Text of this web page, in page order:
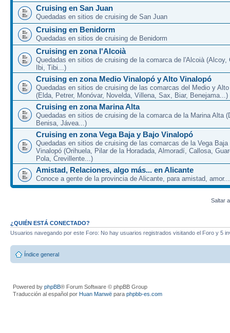
Cruising en San Juan
Quedadas en sitios de cruising de San Juan
Cruising en Benidorm
Quedadas en sitios de cruising de Benidorm
Cruising en zona l'Alcoià
Quedadas en sitios de cruising de la comarca de l'Alcoià (Alcoy,
Ibi, Tibi...)
Cruising en zona Medio Vinalopó y Alto Vinalopó
Quedadas en sitios de cruising de las comarcas del Medio y
(Elda, Petrer, Monóvar, Novelda, Villena, Sax, Biar, Benejama...)
Cruising en zona Marina Alta
Quedadas en sitios de cruising de la comarca de la Marina Alta
Benisa, Jávea...)
Cruising en zona Vega Baja y Bajo Vinalopó
Quedadas en sitios de cruising de las comarcas de la Vega Baja
Vinalopó (Orihuela, Pilar de la Horadada, Almoradí, Callosa,
Pola, Crevillente...)
Amistad, Relaciones, algo más... en Alicante
Conoce a gente de la provincia de Alicante, para amistad,
Saltar
¿QUIÉN ESTÁ CONECTADO?
Usuarios navegando por este Foro: No hay usuarios registrados visitando el Foro y 5
Índice general
Powered by phpBB® Forum Software © phpBB Group
Traducción al español por Huan Manwë para phpbb-es.com